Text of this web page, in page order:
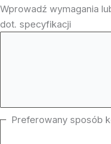
Wprowadź wymagania
dot. specyfikacji
Preferowany sposób